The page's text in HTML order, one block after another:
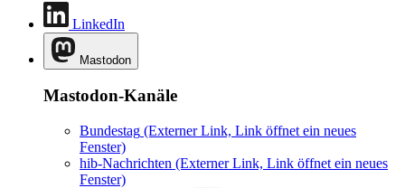
LinkedIn
Mastodon
Mastodon-Kanäle
Bundestag (Externer Link, Link öffnet ein neues
Fenster)
hib-Nachrichten (Externer Link, Link öffnet ein neues
Fenster)